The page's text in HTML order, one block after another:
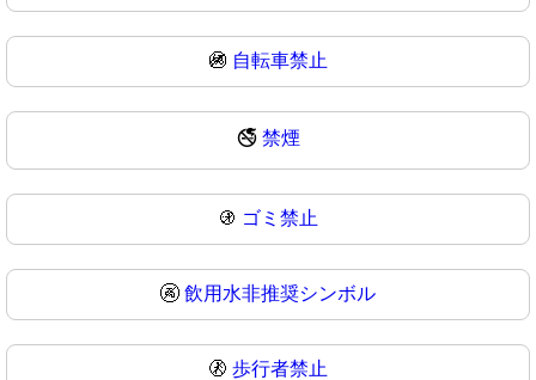
🚳 自転車禁止
🚭 禁煙
🚯 ゴミ禁止
🚱 飲用水非推奨シンボル
🚷 歩行者禁止